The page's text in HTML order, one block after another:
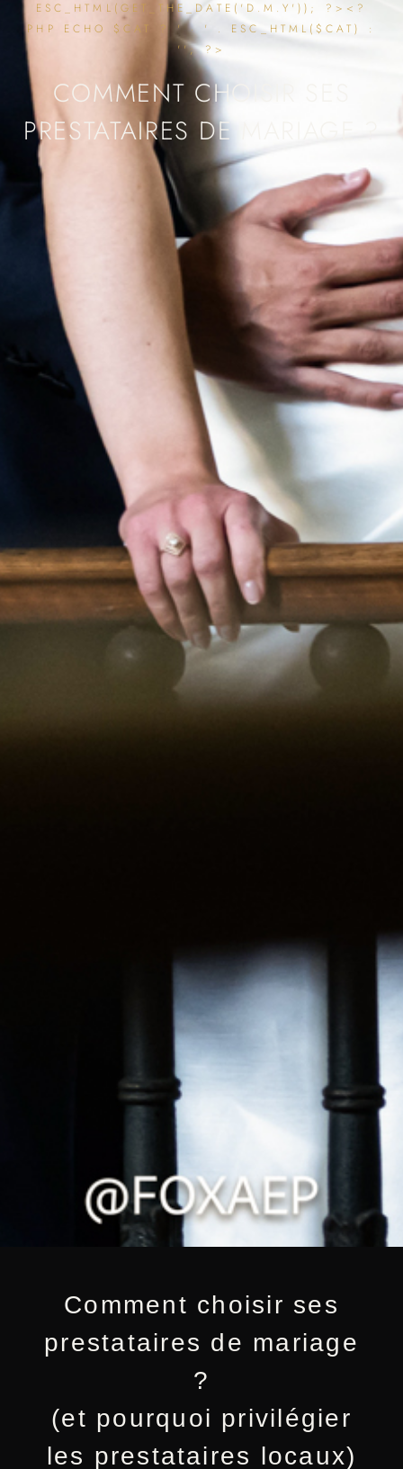
ESC_HTML(GET_THE_DATE('D.M.Y')); ?><?
PHP ECHO $CAT ? ' · ' . ESC_HTML($CAT) :
''; ?>
COMMENT CHOISIR SES
PRESTATAIRES DE MARIAGE ?
Comment choisir ses
prestataires de mariage
?
(et pourquoi privilégier
les prestataires locaux)